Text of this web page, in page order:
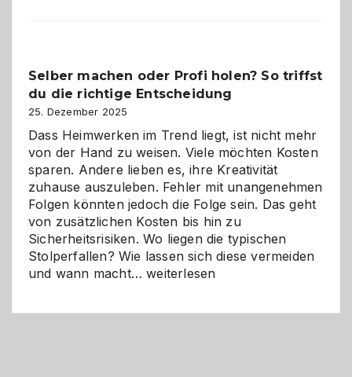
Herausforderungen
und
Zukunft
Selber machen oder Profi holen? So triffst
du die richtige Entscheidung
25. Dezember 2025
Dass Heimwerken im Trend liegt, ist nicht mehr
von der Hand zu weisen. Viele möchten Kosten
sparen. Andere lieben es, ihre Kreativität
zuhause auszuleben. Fehler mit unangenehmen
Folgen könnten jedoch die Folge sein. Das geht
von zusätzlichen Kosten bis hin zu
Sicherheitsrisiken. Wo liegen die typischen
Stolperfallen? Wie lassen sich diese vermeiden
und wann macht…Selber
weiterlesen